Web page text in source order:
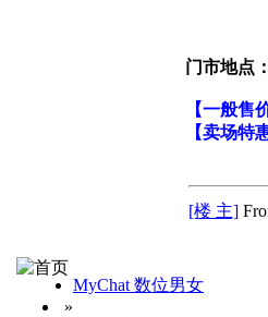
门市地点：
【一般售
【卖场特
[楼 主]
MyChat 数位男女
»